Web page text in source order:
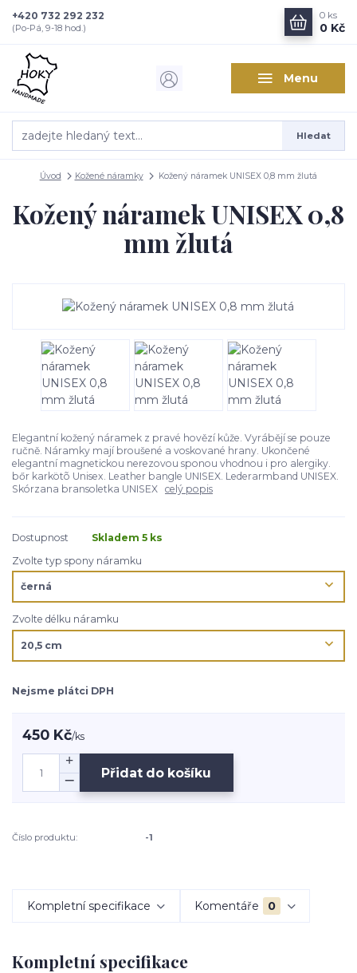
Menu
Hledat
+420 732 292 232
(Po-Pá, 9-18 hod.)
0 ks
0 Kč
Úvod Kožené náramky Kožený náramek UNISEX 0,8 mm žlutá
Kožený náramek UNISEX 0,8
mm žlutá
Elegantní kožený náramek z pravé hovězí kůže. Vyrábějí se pouze
ručně. Náramky mají broušené a voskované hrany. Ukončené
elegantní magnetickou nerezovou sponou vhodnou i pro alergiky.
bőr karkötõ Unisex. Leather bangle UNISEX. Lederarmband UNISEX.
Skórzana bransoletka UNISEX celý popis
Dostupnost
Skladem 5 ks
Zvolte typ spony náramku
Zvolte délku náramku
Nejsme plátci DPH
450 Kč/ks
Přidat do košíku
Číslo produktu: -1
Kompletní specifikace Komentáře 0
Kompletní specifikace